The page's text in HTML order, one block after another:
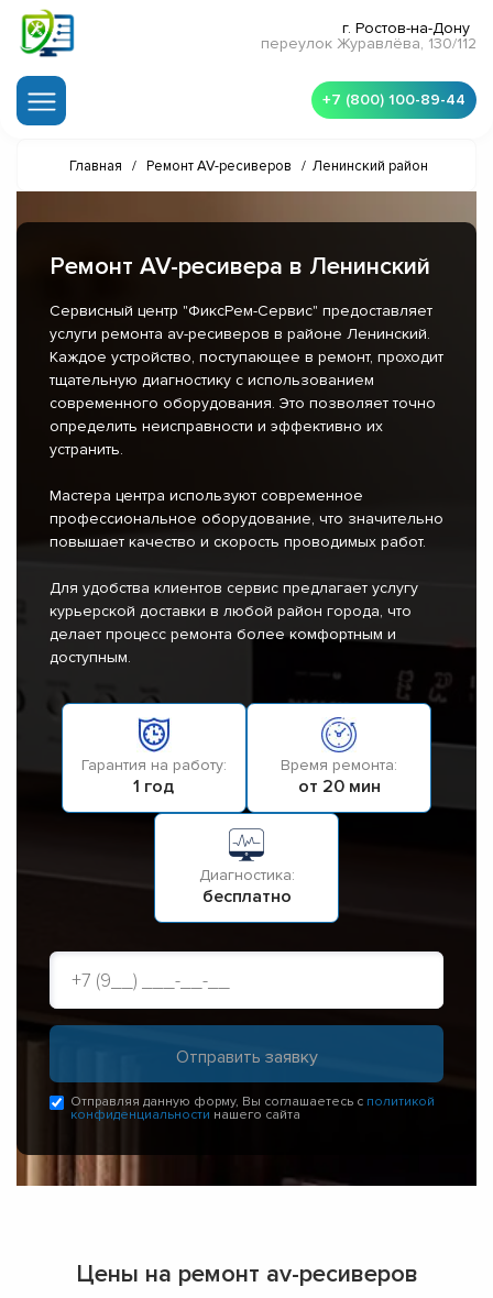
г. Ростов-на-Дону
переулок Журавлёва, 130/112
+7 (800) 100-89-44
Главная / Ремонт AV-ресиверов / Ленинский район
Ремонт AV-ресивера в Ленинский
Сервисный центр "ФиксРем-Сервис" предоставляет
услуги ремонта av-ресиверов в районе Ленинский.
Каждое устройство, поступающее в ремонт, проходит
тщательную диагностику с использованием
современного оборудования. Это позволяет точно
определить неисправности и эффективно их
устранить.
Мастера центра используют современное
профессиональное оборудование, что значительно
повышает качество и скорость проводимых работ.
Для удобства клиентов сервис предлагает услугу
курьерской доставки в любой район города, что
делает процесс ремонта более комфортным и
доступным.
Гарантия на работу:
1 год
Время ремонта:
от 20 мин
Диагностика:
бесплатно
Отправляя данную форму, Вы соглашаетесь с политикой
конфиденциальности нашего сайта
Цены на ремонт av-ресиверов